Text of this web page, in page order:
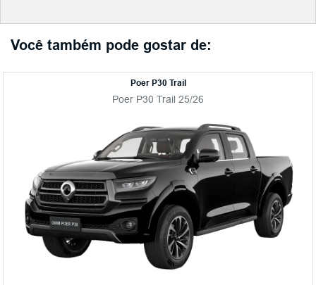
Você também pode gostar de:
Poer P30 Trail
Poer P30 Trail 25/26